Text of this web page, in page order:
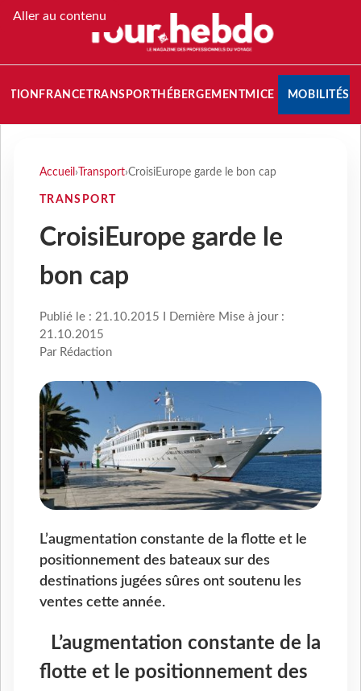
Aller au contenu
FRANCETRANSPORT HÉBERGEMENTMICE MOBILITÉS
Accueil › Transport›CroisiEurope garde le bon cap
TRANSPORT
CroisiEurope garde le
bon cap
Publié le : 21.10.2015 I Dernière Mise à jour :
21.10.2015
Par Rédaction
L’augmentation constante de la flotte et le
positionnement des bateaux sur des
destinations jugées sûres ont soutenu les
ventes cette année.
L’augmentation constante de la
flotte et le positionnement des